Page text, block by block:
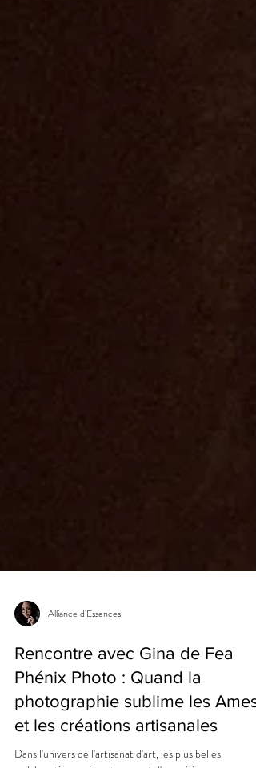
Rencontre avec Gina de Fea
Phénix Photo : Quand la
photographie sublime les Ames